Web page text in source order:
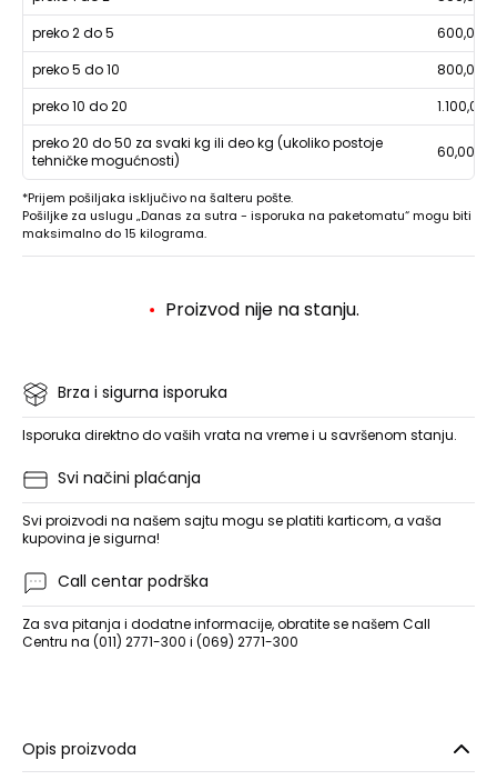
preko 2 do 5
600,00
preko 5 do 10
800,00
preko 10 do 20
1.100,00
preko 20 do 50 za svaki kg ili deo kg (ukoliko postoje
tehničke mogućnosti)
60,00
*Prijem pošiljaka isključivo na šalteru pošte.
Pošiljke za uslugu „Danas za sutra - isporuka na paketomatu“ mogu biti
maksimalno do 15 kilograma.
Proizvod nije na stanju.
Brza i sigurna isporuka
Isporuka direktno do vaših vrata na vreme i u savršenom stanju.
Svi načini plaćanja
Svi proizvodi na našem sajtu mogu se platiti karticom, a vaša
kupovina je sigurna!
Call centar podrška
Za sva pitanja i dodatne informacije, obratite se našem Call
Centru na (011) 2771-300 i (069) 2771-300
Opis proizvoda